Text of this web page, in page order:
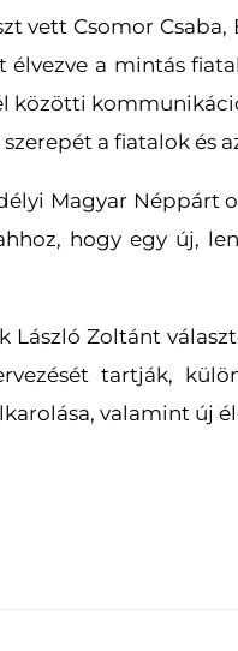
vett Csomor
élvezve a mintás
közötti
a fiatalok és
Magyar Néppárt
hogy egy új,
László Zoltánt
tartják,
valamint új